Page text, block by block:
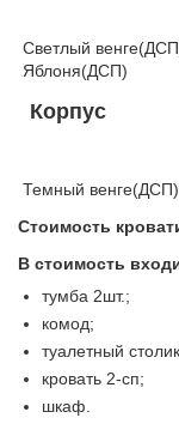
Светлый
Яблоня(ДСП)
Корпус
Темный
Стоимость
В стоимость
тумба 2шт.;
комод;
туалетный
кровать 2-сп;
шкаф.